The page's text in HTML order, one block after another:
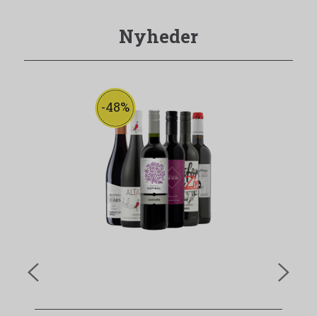
Nyheder
-48%